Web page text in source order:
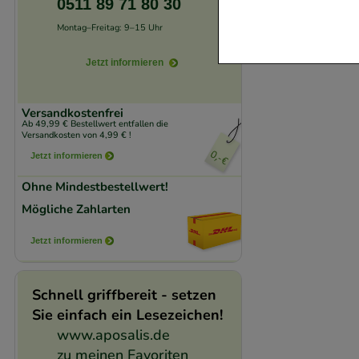
Website
verzichtet werden
0511 89 71 80 30
Montag–Freitag: 9–15 Uhr
Jetzt informieren
Versandkostenfrei
Ab 49,99 € Bestellwert entfallen die
Versandkosten von 4,99 € !
Jetzt informieren
Ohne Mindestbestellwert!
Mögliche Zahlarten
Jetzt informieren
Schnell griffbereit - setzen
Sie einfach ein Lesezeichen!
www.aposalis.de
zu meinen Favoriten